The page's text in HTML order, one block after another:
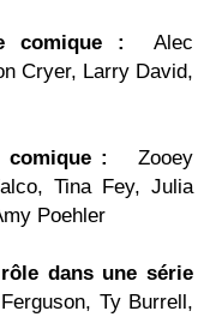
comique : Alec
Cryer, Larry David,
comique :
Zooey
Tina Fey, Julia
Poehler
dans une série
Ty Burrell,